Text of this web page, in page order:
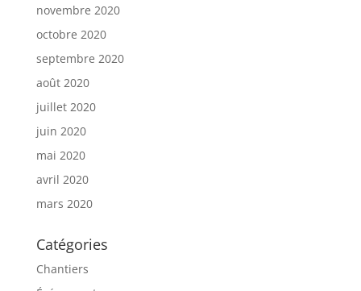
novembre 2020
octobre 2020
septembre 2020
août 2020
juillet 2020
juin 2020
mai 2020
avril 2020
mars 2020
Catégories
Chantiers